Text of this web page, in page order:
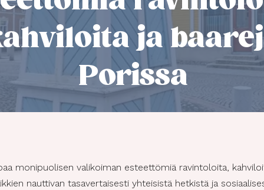
ja
Porissa
monipuolisen valikoiman esteettömiä ravintoloita,
nauttivan tasavertaisesti yhteisistä hetkistä ja